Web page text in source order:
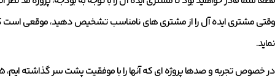
وقتی مشتری ایده آل را از مشتری های نامناسب تشخیص دهید، موقعی است
نماید.